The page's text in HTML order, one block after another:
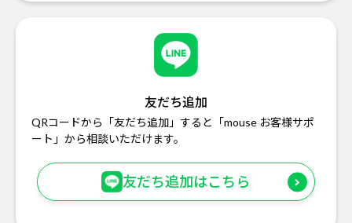
友だち追加
QRコードから「友だち追加」すると「mouse お客様サポ
ート」から相談いただけます。
友だち追加はこちら